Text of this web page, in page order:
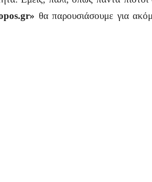
.gr» θα παρουσιάσουμε για